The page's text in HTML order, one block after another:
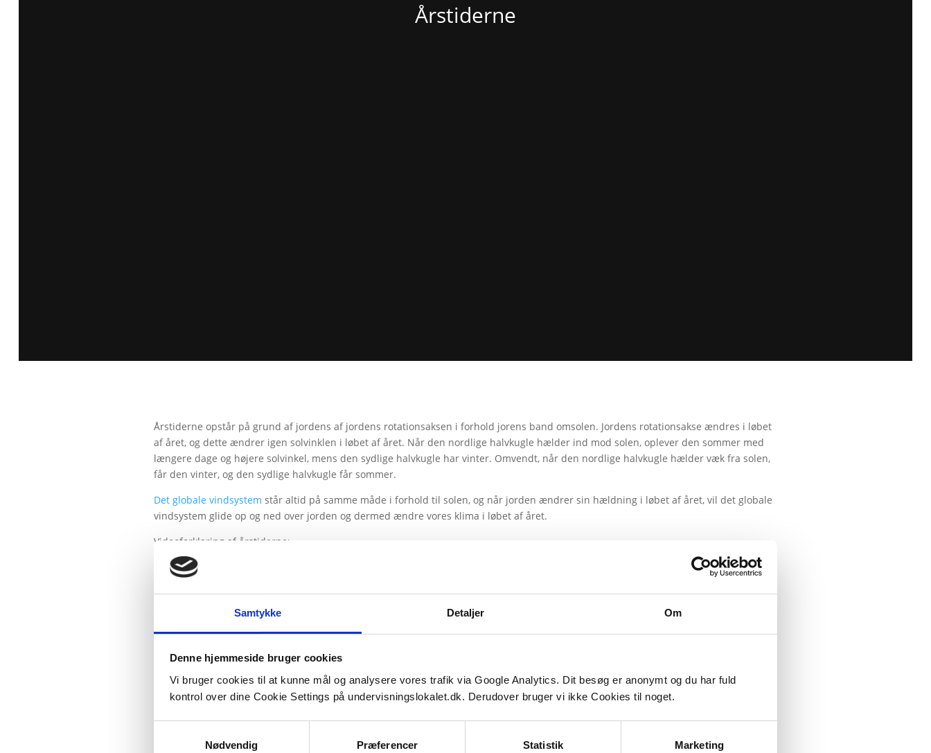
Samtykke Detaljer Om
Denne hjemmeside bruger cookies
Vi bruger cookies til at kunne mål og analysere vores trafik via Google Analytics. Dit besøg er anonymt og du har fuld
kontrol over dine Cookie Settings på undervisningslokalet.dk. Derudover bruger vi ikke Cookies til noget.
Nødvendig
Præferencer Statistik Marketing
Årstiderne
Årstiderne opstår på grund af jordens af jordens rotationsaksen i forhold jorens band omsolen. Jordens rotationsakse ændres i løbet
af året, og dette ændrer igen solvinklen i løbet af året. Når den nordlige halvkugle hælder ind mod solen, oplever den sommer med
længere dage og højere solvinkel, mens den sydlige halvkugle har vinter. Omvendt, når den nordlige halvkugle hælder væk fra solen,
får den vinter, og den sydlige halvkugle får sommer.
Det globale vindsystem står altid på samme måde i forhold til solen, og når jorden ændrer sin hældning i løbet af året, vil det globale
vindsystem glide op og ned over jorden og dermed ændre vores klima i løbet af året.
Videoforklaring af årstiderne: